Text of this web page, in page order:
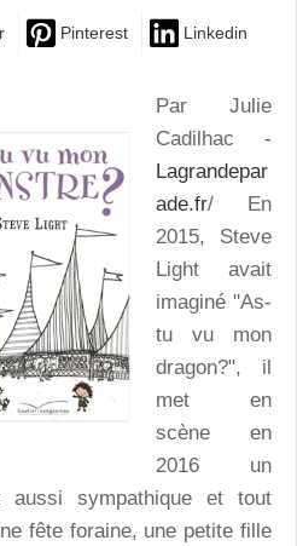
Pinterest Linkedin
Par Julie
Cadilhac -
Lagrandepar
ade.fr/ En
2015, Steve
Light avait
imaginé "As-
tu vu mon
dragon?", il
met en
scène en
2016 un
aussi sympathique et tout
fête foraine, une petite fille